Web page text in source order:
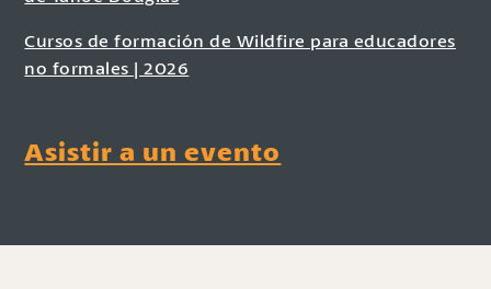
Cursos de formación de Wildfire para educadores
no formales | 2026
Asistir a un evento